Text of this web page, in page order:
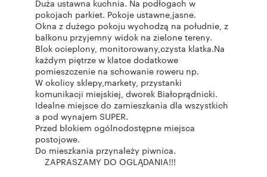
Duża ustawna kuchnia. Na podłogach w
pokojach parkiet. Pokoje ustawne,jasne.
Okna z dużego pokoju wychodzą na południe, z
balkonu przyjemny widok na zielone tereny.
Blok ocieplony, monitorowany,czysta klatka.Na
każdym piętrze w klatce dodatkowe
pomieszczenie na schowanie roweru np.
W okolicy sklepy,markety, przystanki
komunikacji miejskiej, dworek Białoprądnicki.
Idealne miejsce do zamieszkania dla wszystkich
a pod wynajem SUPER.
Przed blokiem ogólnodostępne miejsca
postojowe.
Do mieszkania przynależy piwnica.
ZAPRASZAMY DO OGLĄDANIA!!!